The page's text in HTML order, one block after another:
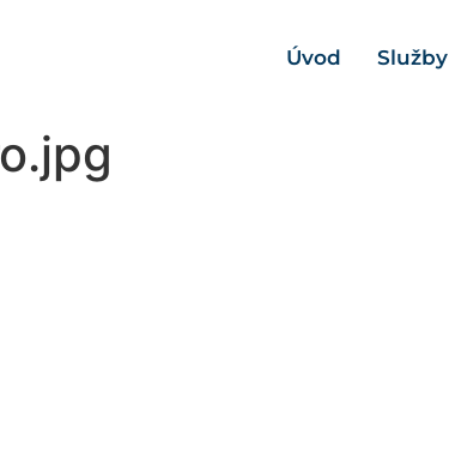
Úvod Služby